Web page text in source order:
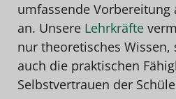
umfassende Vorbereitung
an. Unsere Lehrkräfte
nur theoretisches Wissen,
auch die praktischen
Selbstvertrauen der